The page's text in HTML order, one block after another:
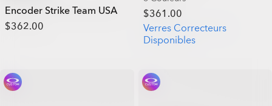
Encoder Strike Team USA
$362.00
$361.00
Verres Correcteurs
Disponibles